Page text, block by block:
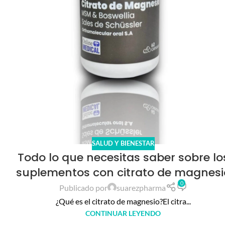
SALUD Y BIENESTAR
Todo lo que necesitas saber sobre
suplementos con citrato de
Publicado por suarezpharma 0
¿Qué es el citrato de magnesio?El citra...
CONTINUAR LEYENDO